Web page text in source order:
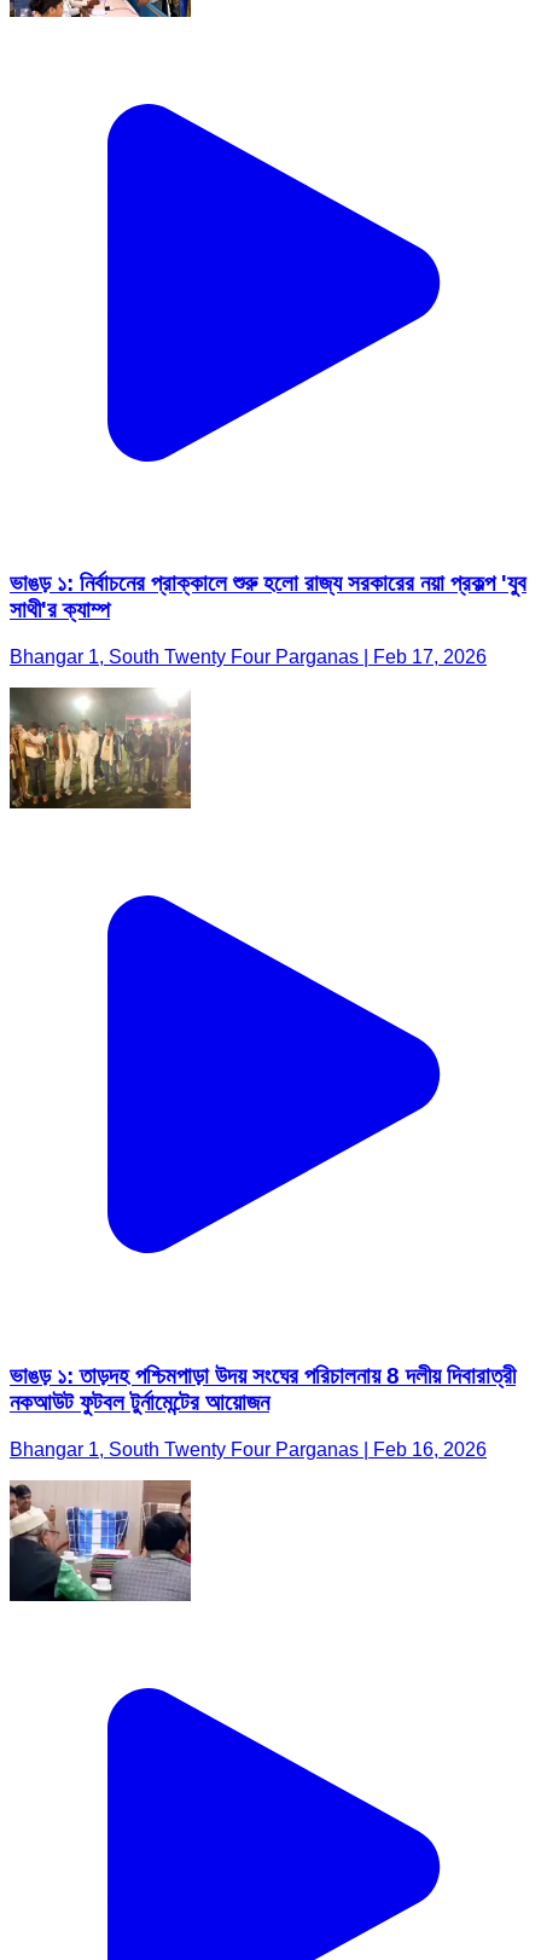
ভাঙড় ১: নির্বাচনের প্রাক্কালে শুরু হলো রাজ্য সরকারের নয়া প্রকল্প 'যুব
সাথী'র ক্যাম্প
Bhangar 1, South Twenty Four Parganas | Feb 17, 2026
ভাঙড় ১: তাড়দহ পশ্চিমপাড়া উদয় সংঘের পরিচালনায় 8 দলীয় দিবারাত্রী
নকআউট ফুটবল টুর্নামেন্টের আয়োজন
Bhangar 1, South Twenty Four Parganas | Feb 16, 2026